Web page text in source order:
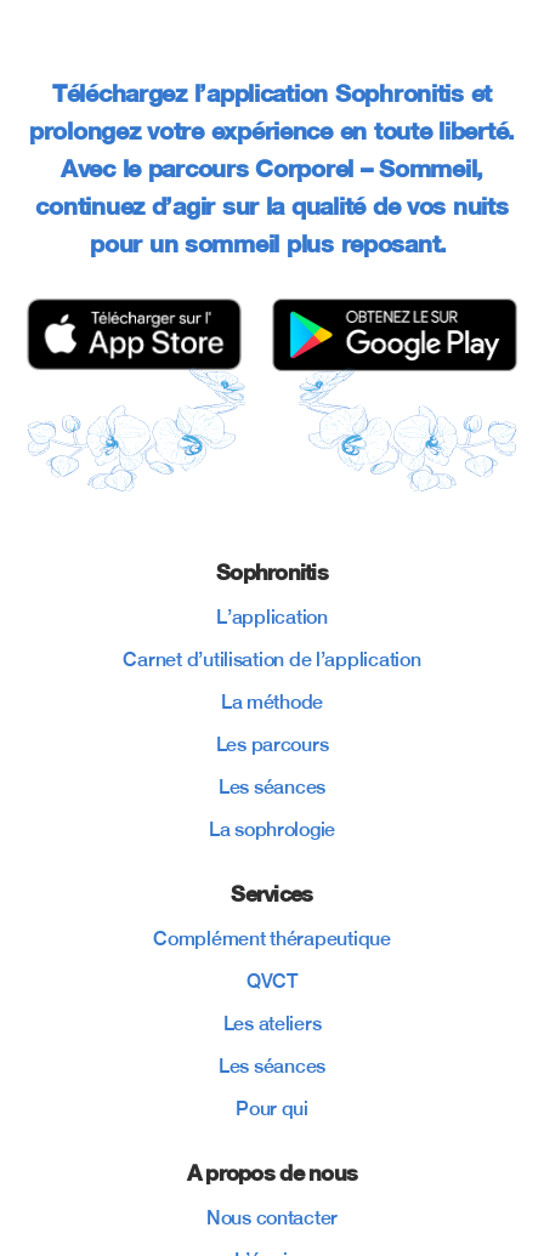
Téléchargez l’application Sophronitis et
prolongez votre expérience en toute liberté.
Avec le parcours Corporel – Sommeil,
continuez d’agir sur la qualité de vos nuits
pour un sommeil plus reposant.
Sophronitis
L’application
Carnet d’utilisation de l’application
La méthode
Les parcours
Les séances
La sophrologie
Services
Complément thérapeutique
QVCT
Les ateliers
Les séances
Pour qui
A propos de nous
Nous contacter